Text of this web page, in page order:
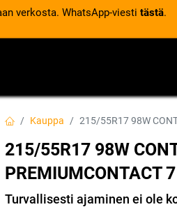
verkosta. WhatsApp-viesti tästä.
Kauppa 215/55R17 98W
215/55R17 98W
PREMIUMCONTACT
Turvallisesti ajaminen ei ole